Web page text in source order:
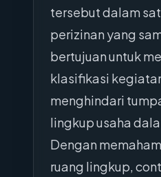
tersebut dalam
perizinan yang
bertujuan untuk
klasifikasi
menghindari
lingkup usaha
Dengan
ruang lingkup,